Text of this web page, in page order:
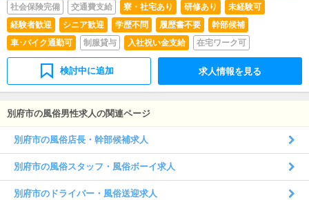
社会保険完備
交通費支給 寮・社宅あり 研修あり
未経験可
経験者歓迎
シニア歓迎 学歴不問 履歴書不要
幹部候補
車･バイク通勤可
制服貸与 入社祝い金支給 在宅ワーク可
検討中に追加 求人情報を見る
別府市の風俗男性求人の関連ページ
別府市の風俗店長・幹部候補求人
別府市の風俗スタッフ・風俗ボーイ求人
別府市のドライバー・風俗送迎求人